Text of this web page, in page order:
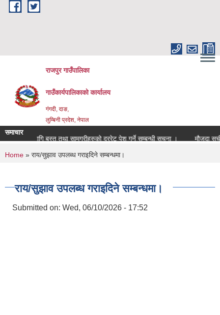
Skip to main content
राजपुर गाउँपालिका
गाउँकार्यपालिकाको कार्यालय
गंगदी, दाङ,
लुम्बिनी प्रदेश, नेपाल
समाचार
को लागि बस्तु तथा सामग्रीहरुको दररेट पेश गर्ने सम्बन्धी सूचना ।
मौजुदा
You are here
Home » राय/सुझाव उपलब्ध गराइदिने सम्बन्धमा।
राय/सुझाव उपलब्ध गराइदिने सम्बन्धमा।
Submitted on: Wed, 06/10/2026 - 17:52